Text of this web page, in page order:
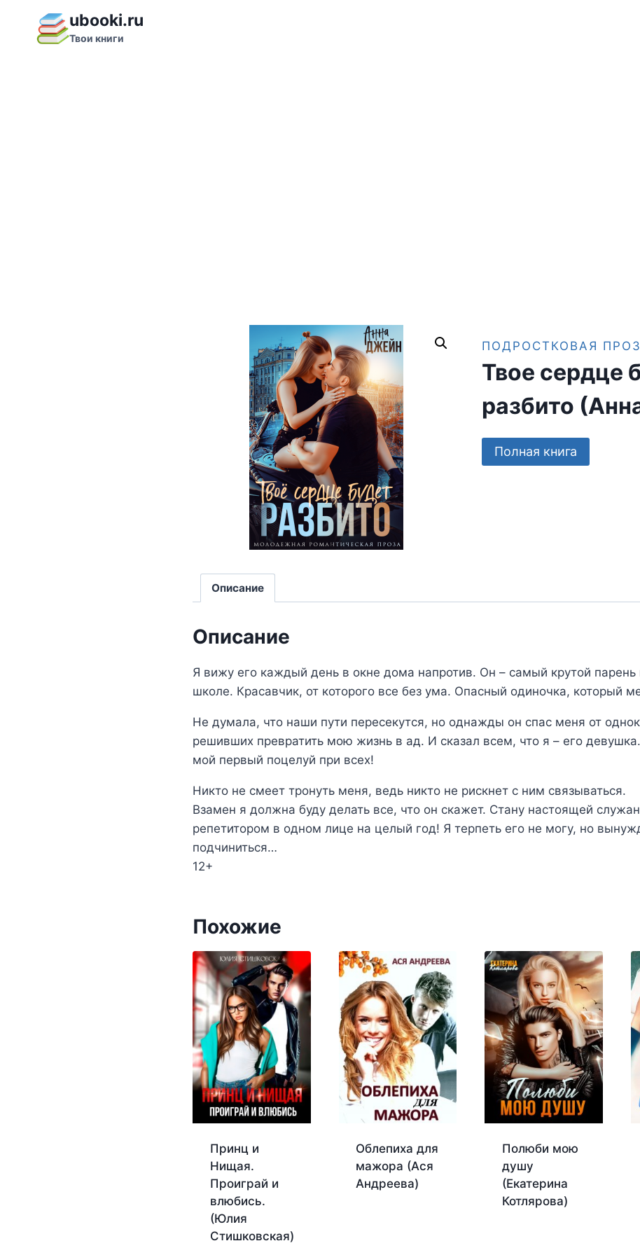
содержимому
ubooki.ru
Твои книги
ПОДРОСТКОВАЯ
Твое сердце
разбито
Полная книга
Описание
Описание
Я вижу его каждый день в окне дома напротив. Он – самый крутой парень
школе. Красавчик, от которого все без ума. Опасный одиночка, который
Не думала, что наши пути пересекутся, но однажды он спас меня от
решивших превратить мою жизнь в ад. И сказал всем, что я – его
мой первый поцелуй при всех!
Никто не смеет тронуть меня, ведь никто не рискнет с ним связываться.
Взамен я должна буду делать все, что он скажет. Стану настоящей
репетитором в одном лице на целый год! Я терпеть его не могу, но
подчиниться…
12+
Похожие
Принц и
Нищая.
Проиграй и
влюбись.
(Юлия
Стишковская)
Облепиха для
мажора (Ася
Андреева)
Полюби мою
душу
(Екатерина
Котлярова)